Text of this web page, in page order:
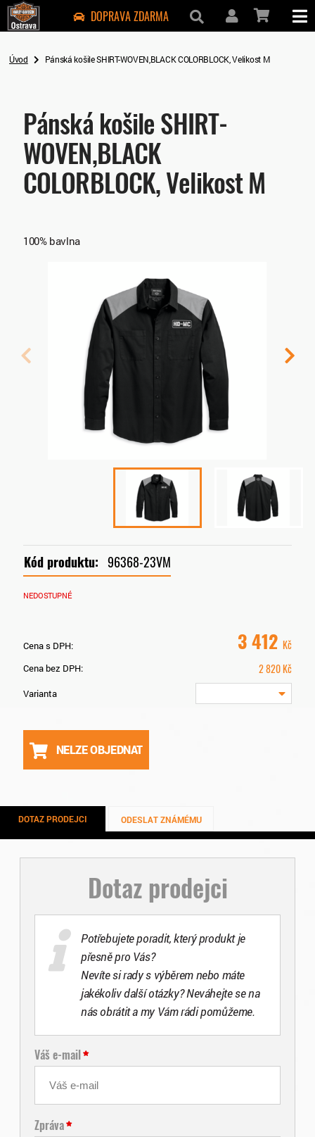
DOPRAVA ZDARMA
Úvod Pánská košile SHIRT-WOVEN,BLACK COLORBLOCK, Velikost M
Pánská košile SHIRT-
WOVEN,BLACK
COLORBLOCK, Velikost M
100% bavlna
Kód produktu: 96368-23VM
NEDOSTUPNÉ
Cena s DPH: 3 412 Kč
Cena bez DPH: 2 820Kč
Varianta
NELZE OBJEDNAT
DOTAZ PRODEJCI ODESLAT ZNÁMÉMU
Dotaz prodejci
Potřebujete poradit, který produkt je
přesně pro Vás?
Nevíte si rady s výběrem nebo máte
jakékoliv další otázky? Neváhejte se na
nás obrátit a my Vám rádi pomůžeme.
Váš e-mail
Zpráva